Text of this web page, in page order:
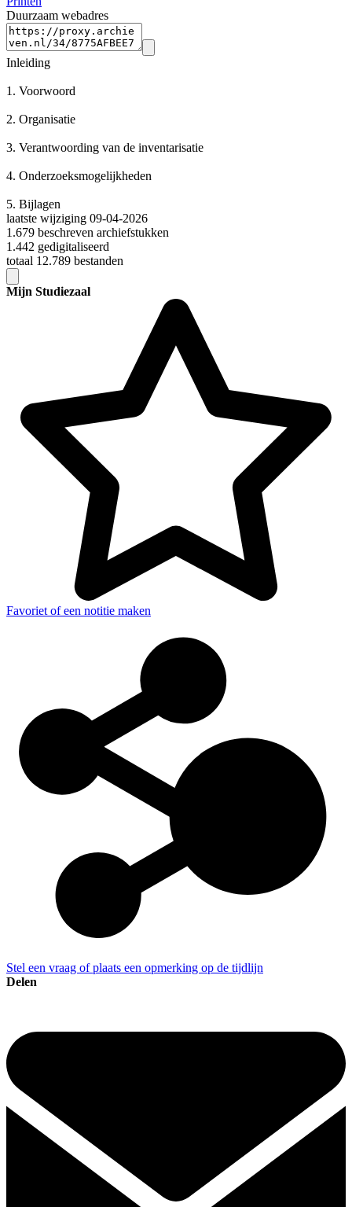
Duurzaam webadres
Inleiding
1. Voorwoord
2. Organisatie
3. Verantwoording van de inventarisatie
4. Onderzoeksmogelijkheden
5. Bijlagen
laatste wijziging 09-04-2026
1.679 beschreven archiefstukken
1.442 gedigitaliseerd
totaal 12.789 bestanden
Mijn Studiezaal
Favoriet of een notitie maken
Stel een vraag of plaats een opmerking op de tijdlijn
Delen